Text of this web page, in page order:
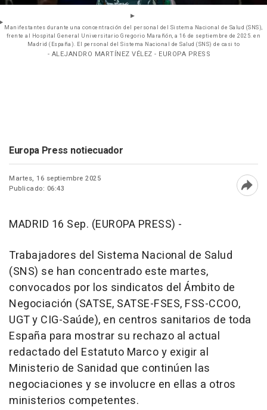
Manifestantes durante una concentración del personal del Sistema Nacional de Salud (SNS),
frente al Hospital General Universitario Gregorio Marañón, a 16 de septiembre de 2025. en
Madrid (España). El personal del Sistema Nacional de Salud (SNS) de casi to
- ALEJANDRO MARTÍNEZ VÉLEZ - EUROPA PRESS
Europa Press notiecuador
Martes, 16 septiembre 2025
Publicado: 06:43
MADRID 16 Sep. (EUROPA PRESS) -
Trabajadores del Sistema Nacional de Salud
(SNS) se han concentrado este martes,
convocados por los sindicatos del Ámbito de
Negociación (SATSE, SATSE-FSES, FSS-CCOO,
UGT y CIG-Saúde), en centros sanitarios de toda
España para mostrar su rechazo al actual
redactado del Estatuto Marco y exigir al
Ministerio de Sanidad que continúen las
negociaciones y se involucre en ellas a otros
ministerios competentes.